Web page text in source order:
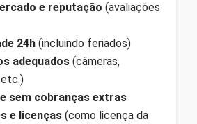
e reputação (avaliações
24h (incluindo feriados)
adequados (câmeras,
sem cobranças extras
e licenças (como licença da